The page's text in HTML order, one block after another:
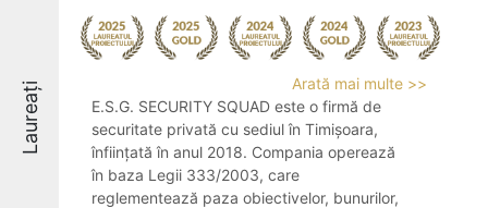
Laureați
Arată mai multe >>
E.S.G. SECURITY SQUAD este o firmă de
securitate privată cu sediul în Timișoara,
înființată în anul 2018. Compania operează
în baza Legii 333/2003, care
reglementează paza obiectivelor, bunurilor,